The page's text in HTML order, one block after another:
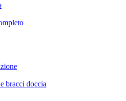
bracci doccia